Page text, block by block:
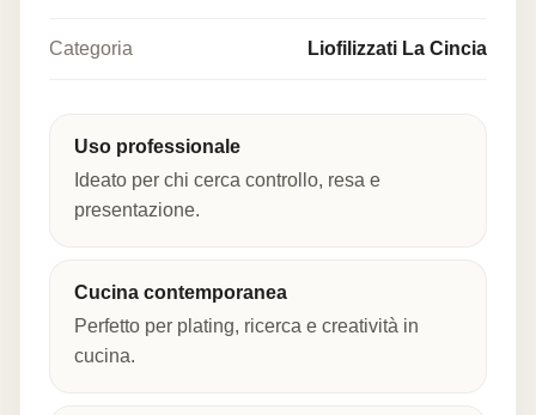
Categoria Liofilizzati La Cincia
Uso professionale
Ideato per chi cerca controllo, resa e
presentazione.
Cucina contemporanea
Perfetto per plating, ricerca e creatività in
cucina.